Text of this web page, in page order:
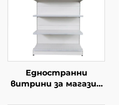
Едностранни
витрини за магазин